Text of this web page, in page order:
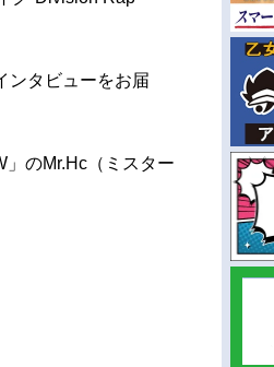
ンタビューをお届
のMr.Hc（ミスター